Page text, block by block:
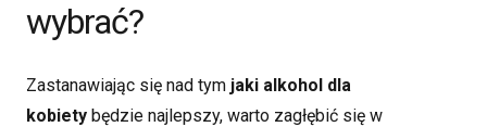
wybrać?
Zastanawiając się nad tym jaki alkohol dla
kobiety będzie najlepszy, warto zagłębić się w